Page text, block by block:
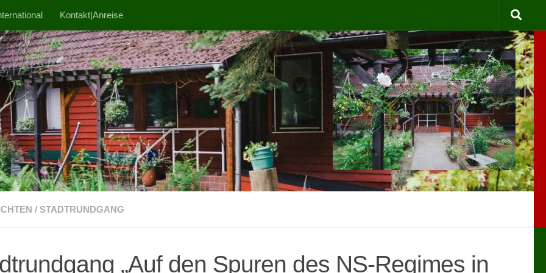
Kontakt|Anreise
/ STADTRUNDGANG
„Auf den Spuren des NS-Regimes in